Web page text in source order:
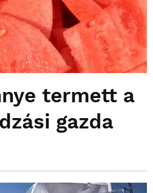
termett a
gazda